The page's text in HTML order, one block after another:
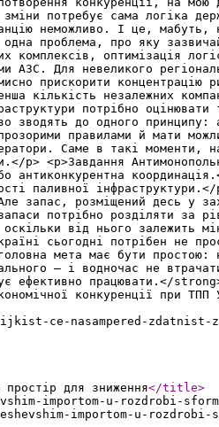
потребує сама логіка
неможливо. І це,
проблема, про яку
комплексів, оптимізація
АЗС. Для невеликого
прискорити
кількість незалежних
потрібно
зводять до одного
правилами й мати
Саме в такі моменти,
p> <p>Завдання
антиконкурентна
паливної
запас, розміщений десь у
потрібно розділяти за
від нього залежить
сьогодні потрібен не
мета має бути простою:
— і водночас не
працювати.</
конкуренції при
ce-nasampered-zdatnist-
для зниження</title>
importom-u-rozdrobi-
importom-u-rozdrobi-